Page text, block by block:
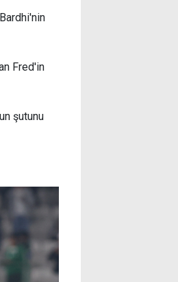
Fred'in
şutunu